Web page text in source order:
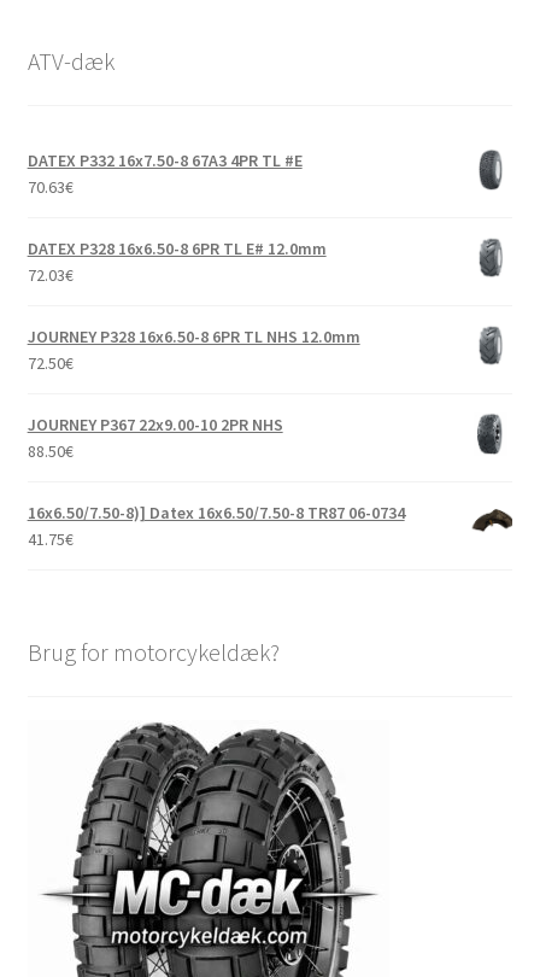
ATV-dæk
DATEX P332 16x7.50-8 67A3 4PR TL #E
70.63€
DATEX P328 16x6.50-8 6PR TL E# 12.0mm
72.03€
JOURNEY P328 16x6.50-8 6PR TL NHS 12.0mm
72.50€
JOURNEY P367 22x9.00-10 2PR NHS
88.50€
16x6.50/7.50-8)] Datex 16x6.50/7.50-8 TR87 06-0734
41.75€
Brug for motorcykeldæk?